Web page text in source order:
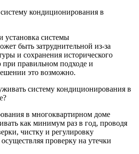
кондиционирования в
установка системы
быть затруднительной из-за
и сохранения исторического
при правильном подходе и
это возможно.
систему кондиционирования в
в многоквартирном доме
как минимум раз в год, проводя
чистку и регулировку
проверку на утечки